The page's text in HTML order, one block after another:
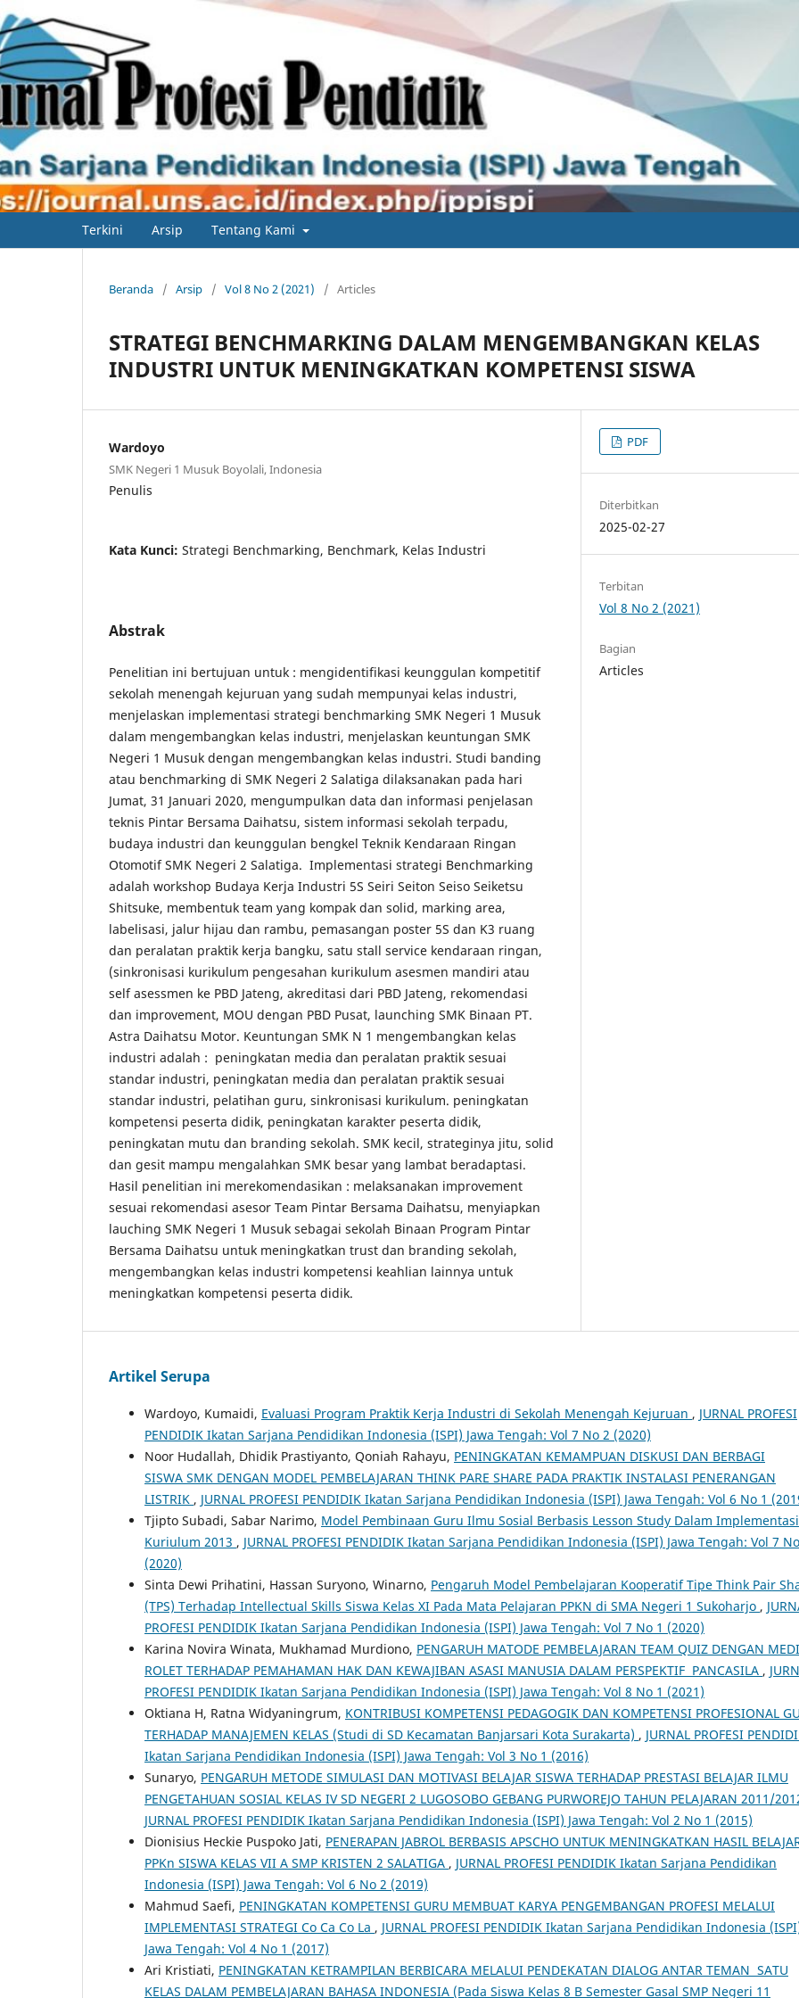
Terkini Arsip Tentang Kami
Beranda / Arsip / Vol 8 No 2 (2021) / Articles
STRATEGI BENCHMARKING DALAM MENGEMBANGKAN KELAS
INDUSTRI UNTUK MENINGKATKAN KOMPETENSI SISWA
Wardoyo
SMK Negeri 1 Musuk Boyolali, Indonesia
Penulis
Kata Kunci: Strategi Benchmarking, Benchmark, Kelas Industri
Abstrak
Penelitian ini bertujuan untuk : mengidentifikasi keunggulan kompetitif
sekolah menengah kejuruan yang sudah mempunyai kelas industri,
menjelaskan implementasi strategi benchmarking SMK Negeri 1 Musuk
dalam mengembangkan kelas industri, menjelaskan keuntungan SMK
Negeri 1 Musuk dengan mengembangkan kelas industri. Studi banding
atau benchmarking di SMK Negeri 2 Salatiga dilaksanakan pada hari
Jumat, 31 Januari 2020, mengumpulkan data dan informasi penjelasan
teknis Pintar Bersama Daihatsu, sistem informasi sekolah terpadu,
budaya industri dan keunggulan bengkel Teknik Kendaraan Ringan
Otomotif SMK Negeri 2 Salatiga. Implementasi strategi Benchmarking
adalah workshop Budaya Kerja Industri 5S Seiri Seiton Seiso Seiketsu
Shitsuke, membentuk team yang kompak dan solid, marking area,
labelisasi, jalur hijau dan rambu, pemasangan poster 5S dan K3 ruang
dan peralatan praktik kerja bangku, satu stall service kendaraan ringan,
(sinkronisasi kurikulum pengesahan kurikulum asesmen mandiri atau
self asessmen ke PBD Jateng, akreditasi dari PBD Jateng, rekomendasi
dan improvement, MOU dengan PBD Pusat, launching SMK Binaan PT.
Astra Daihatsu Motor. Keuntungan SMK N 1 mengembangkan kelas
industri adalah : peningkatan media dan peralatan praktik sesuai
standar industri, peningkatan media dan peralatan praktik sesuai
standar industri, pelatihan guru, sinkronisasi kurikulum. peningkatan
kompetensi peserta didik, peningkatan karakter peserta didik,
peningkatan mutu dan branding sekolah. SMK kecil, strateginya jitu, solid
dan gesit mampu mengalahkan SMK besar yang lambat beradaptasi.
Hasil penelitian ini merekomendasikan : melaksanakan improvement
sesuai rekomendasi asesor Team Pintar Bersama Daihatsu, menyiapkan
lauching SMK Negeri 1 Musuk sebagai sekolah Binaan Program Pintar
Bersama Daihatsu untuk meningkatkan trust dan branding sekolah,
mengembangkan kelas industri kompetensi keahlian lainnya untuk
meningkatkan kompetensi peserta didik.
PDF
Diterbitkan
2025-02-27
Terbitan
Vol 8 No 2 (2021)
Bagian
Articles
Artikel Serupa
Wardoyo, Kumaidi, Evaluasi Program Praktik Kerja Industri di Sekolah Menengah Kejuruan , JURNAL PROFESI
PENDIDIK Ikatan Sarjana Pendidikan Indonesia (ISPI) Jawa Tengah: Vol 7 No 2 (2020)
Noor Hudallah, Dhidik Prastiyanto, Qoniah Rahayu, PENINGKATAN KEMAMPUAN DISKUSI DAN BERBAGI
SISWA SMK DENGAN MODEL PEMBELAJARAN THINK PARE SHARE PADA PRAKTIK INSTALASI PENERANGAN
LISTRIK , JURNAL PROFESI PENDIDIK Ikatan Sarjana Pendidikan Indonesia (ISPI) Jawa Tengah: Vol 6 No 1
Tjipto Subadi, Sabar Narimo, Model Pembinaan Guru Ilmu Sosial Berbasis Lesson Study Dalam Implementasi
Kuriulum 2013 , JURNAL PROFESI PENDIDIK Ikatan Sarjana Pendidikan Indonesia (ISPI) Jawa Tengah: Vol 7
(2020)
Sinta Dewi Prihatini, Hassan Suryono, Winarno, Pengaruh Model Pembelajaran Kooperatif Tipe Think Pair
(TPS) Terhadap Intellectual Skills Siswa Kelas XI Pada Mata Pelajaran PPKN di SMA Negeri 1 Sukoharjo ,
PROFESI PENDIDIK Ikatan Sarjana Pendidikan Indonesia (ISPI) Jawa Tengah: Vol 7 No 1 (2020)
Karina Novira Winata, Mukhamad Murdiono, PENGARUH MATODE PEMBELAJARAN TEAM QUIZ DENGAN
ROLET TERHADAP PEMAHAMAN HAK DAN KEWAJIBAN ASASI MANUSIA DALAM PERSPEKTIF PANCASILA ,
PROFESI PENDIDIK Ikatan Sarjana Pendidikan Indonesia (ISPI) Jawa Tengah: Vol 8 No 1 (2021)
Oktiana H, Ratna Widyaningrum, KONTRIBUSI KOMPETENSI PEDAGOGIK DAN KOMPETENSI PROFESIONAL
TERHADAP MANAJEMEN KELAS (Studi di SD Kecamatan Banjarsari Kota Surakarta) , JURNAL PROFESI
Ikatan Sarjana Pendidikan Indonesia (ISPI) Jawa Tengah: Vol 3 No 1 (2016)
Sunaryo, PENGARUH METODE SIMULASI DAN MOTIVASI BELAJAR SISWA TERHADAP PRESTASI BELAJAR ILMU
PENGETAHUAN SOSIAL KELAS IV SD NEGERI 2 LUGOSOBO GEBANG PURWOREJO TAHUN PELAJARAN 2011/
JURNAL PROFESI PENDIDIK Ikatan Sarjana Pendidikan Indonesia (ISPI) Jawa Tengah: Vol 2 No 1 (2015)
Dionisius Heckie Puspoko Jati, PENERAPAN JABROL BERBASIS APSCHO UNTUK MENINGKATKAN HASIL
PPKn SISWA KELAS VII A SMP KRISTEN 2 SALATIGA , JURNAL PROFESI PENDIDIK Ikatan Sarjana Pendidikan
Indonesia (ISPI) Jawa Tengah: Vol 6 No 2 (2019)
Mahmud Saefi, PENINGKATAN KOMPETENSI GURU MEMBUAT KARYA PENGEMBANGAN PROFESI MELALUI
IMPLEMENTASI STRATEGI Co Ca Co La , JURNAL PROFESI PENDIDIK Ikatan Sarjana Pendidikan Indonesia
Jawa Tengah: Vol 4 No 1 (2017)
Ari Kristiati, PENINGKATAN KETRAMPILAN BERBICARA MELALUI PENDEKATAN DIALOG ANTAR TEMAN SATU
KELAS DALAM PEMBELAJARAN BAHASA INDONESIA (Pada Siswa Kelas 8 B Semester Gasal SMP Negeri 11